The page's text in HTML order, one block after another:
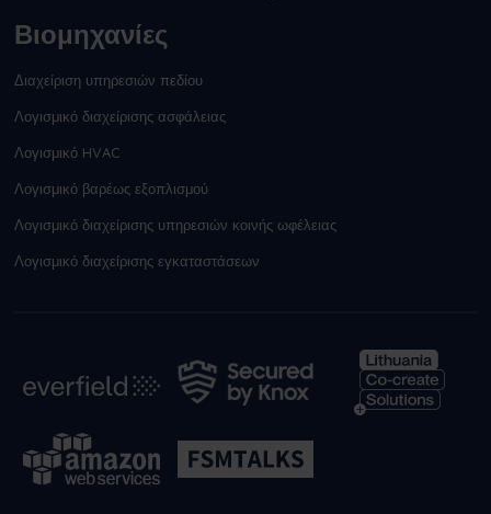
Βιομηχανίες
Διαχείριση υπηρεσιών πεδίου
Λογισμικό διαχείρισης ασφάλειας
Λογισμικό HVAC
Λογισμικό βαρέως εξοπλισμού
Λογισμικό διαχείρισης υπηρεσιών κοινής ωφέλειας
Λογισμικό διαχείρισης εγκαταστάσεων